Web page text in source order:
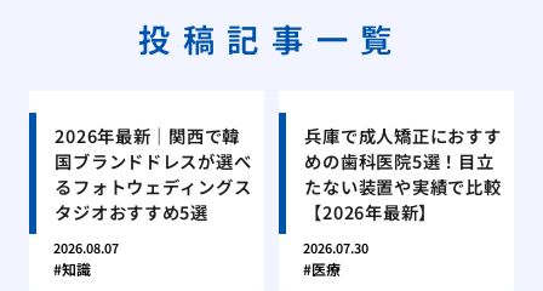
投稿記事一覧
2026年最新｜関西で韓
国ブランドドレスが選べ
るフォトウェディングス
タジオおすすめ5選
2026.08.07
知識
兵庫で成人矯正におすす
めの歯科医院5選！目立
たない装置や実績で比較
【2026年最新】
2026.07.30
医療